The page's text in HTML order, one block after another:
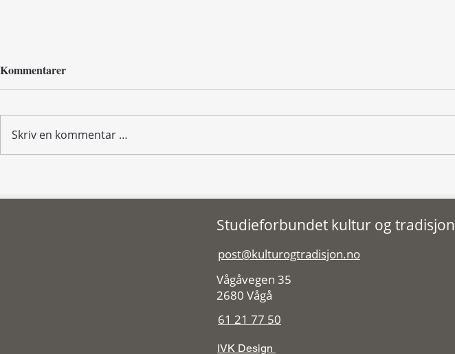
trudde – og vi vil lære!
2024
Kommentarer
Skriv en kommentar …
Studieforbundet kultur og tradisjon
post@kulturogtradisjon.no
Vågåvegen 35
2680 Vågå
61 21 77 50
IVK Design